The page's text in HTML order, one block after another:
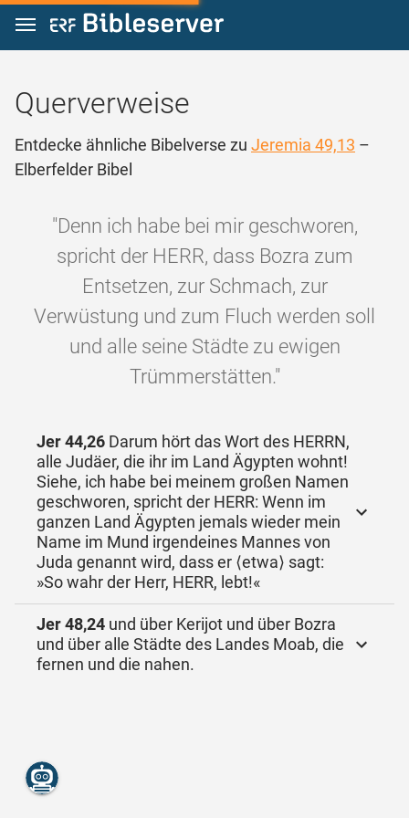
Zum Inhalt springen
Querverweise
Entdecke ähnliche Bibelverse zu Jeremia 49,13 –
Elberfelder Bibel
"Denn ich habe bei mir geschworen,
spricht der HERR, dass Bozra zum
Entsetzen, zur Schmach, zur
Verwüstung und zum Fluch werden soll
und alle seine Städte zu ewigen
Trümmerstätten."
Jer 44,26 Darum hört das Wort des HERRN,
alle Judäer, die ihr im Land Ägypten wohnt!
Siehe, ich habe bei meinem großen Namen
geschworen, spricht der HERR: Wenn im
ganzen Land Ägypten jemals wieder mein
Name im Mund irgendeines Mannes von
Juda genannt wird, dass er ⟨etwa⟩ sagt:
»So wahr der Herr, HERR, lebt!«
Jer 48,24 und über Kerijot und über Bozra
und über alle Städte des Landes Moab, die
fernen und die nahen.